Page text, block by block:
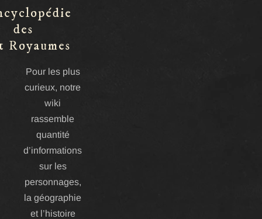
des
Royaumes
Pour les plus
curieux, notre
wiki
rassemble
quantité
d’informations
sur les
personnages,
la géographie
et l’histoire